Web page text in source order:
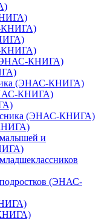
КНИГА)
КНИГА)
(ЭНАС-КНИГА)
(ЭНАС-КНИГА)
КНИГА)
(ЭНАС-КНИГА)
и
(ЭНАС-